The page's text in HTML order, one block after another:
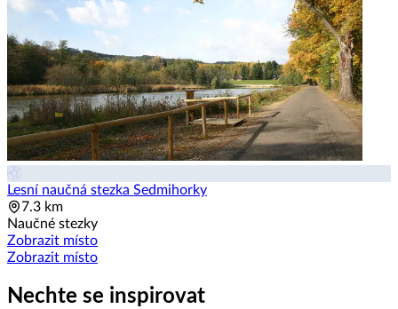
Lesní naučná stezka Sedmihorky
7.3 km
Naučné stezky
Zobrazit místo
Zobrazit místo
Nechte se inspirovat